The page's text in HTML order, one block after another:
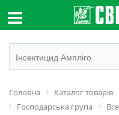
Головна Каталог товарів
Господарська група